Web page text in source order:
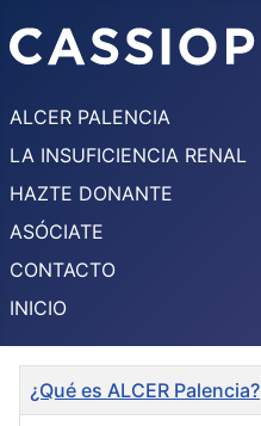
ALCER PALENCIA
LA INSUFICIENCIA RENAL
HAZTE DONANTE
ASÓCIATE
CONTACTO
INICIO
Título
¿Qué es ALCER Palencia?